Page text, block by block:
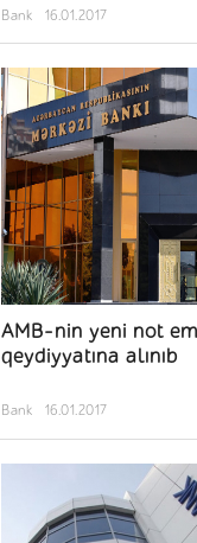
Bank 16.01.2017
AMB-nin yeni not
qeydiyyatına alınıb
Bank 16.01.2017